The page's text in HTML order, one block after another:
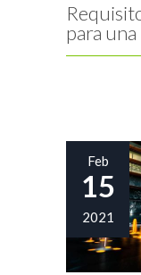
para
Feb
15
2021